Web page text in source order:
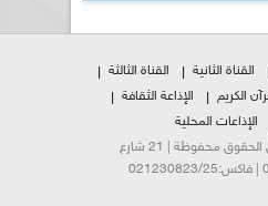
القناة الثانية
القناة الثالثة
الكريم
الإذاعة الثقافة
الإذاعات المحلية
© 2026 الإذاعة الجزائرية. كل الحقوق محفوظة | 21 شارع